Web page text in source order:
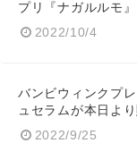
プリ『ナガルルモ
2022/10/4
バンビウィンクプ
ュセラムが本日よ
2022/9/25